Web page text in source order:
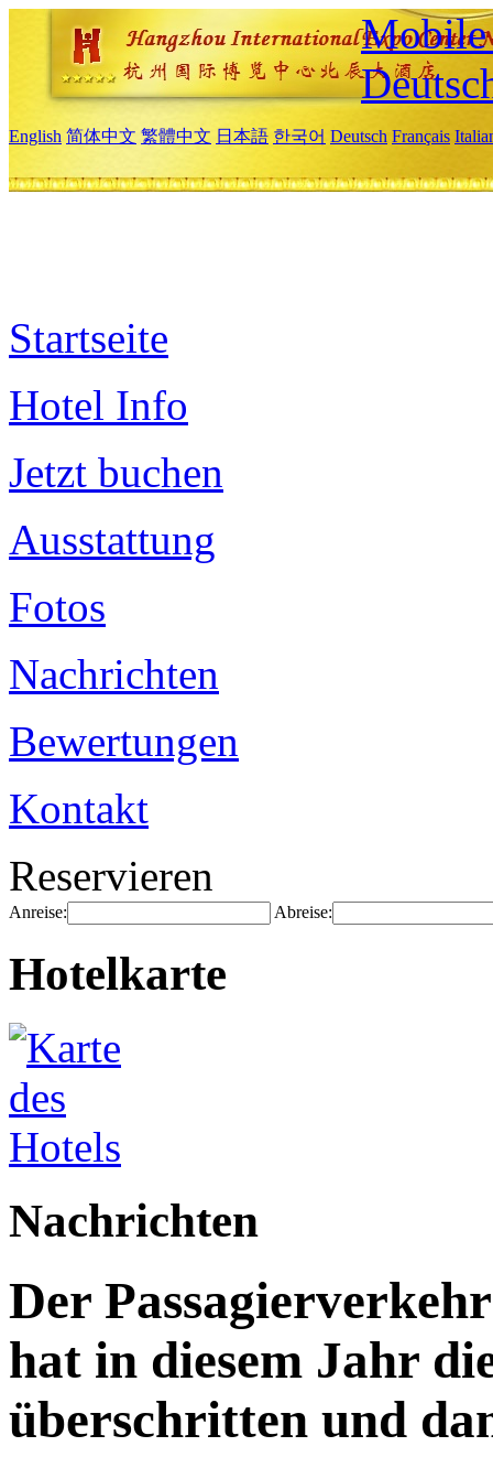
Mobile
English 简体中文 繁體中文 日本語 한국어 Deutsch Français
Startseite
Hotel Info
Jetzt buchen
Ausstattung
Fotos
Nachrichten
Bewertungen
Kontakt
Reservieren
Anreise: Abreise:
Hotelkarte
Nachrichten
Der
hat in diesem Jahr
überschritten und